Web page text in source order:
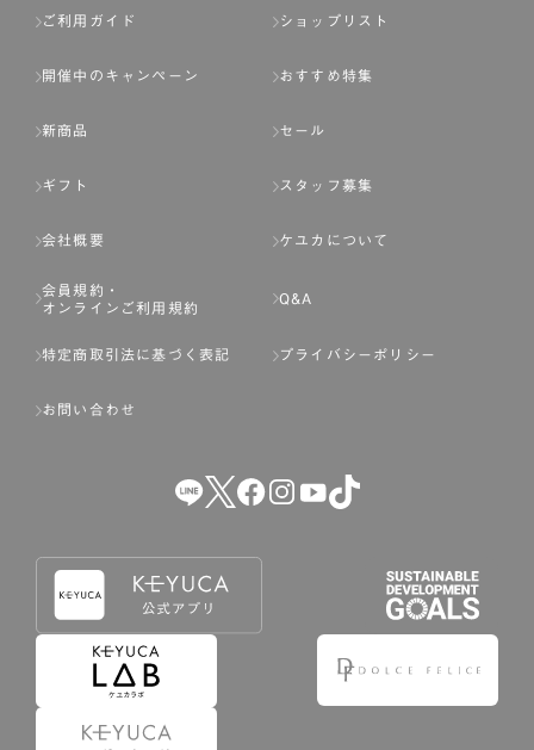
ご利用ガイド ショップリスト
開催中のキャンペーン おすすめ特集
新商品 セール
ギフト スタッフ募集
会社概要 ケユカについて
会員規約・
オンラインご利用規約
Q&A
特定商取引法に基づく表記 プライバシーポリシー
お問い合わせ